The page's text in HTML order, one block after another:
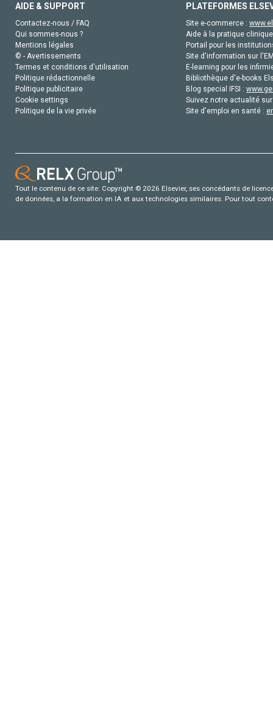
AIDE & SUPPORT
Contactez-nous / FAQ
Qui sommes-nous ?
Mentions légales
© - Avertissements
Termes et conditions d'utilisation
Politique rédactionnelle
Politique publicitaire
Cookie settings
Politique de la vie privée
PLATEFORMES
Site e-commerce :
Aide à la pratique
Portail pour les
Site d'information sur
E-learning pour les
Bibliothèque d'e-books
Blog special IFSI :
Suivez notre actualité
Site d'emploi en santé :
Tout le contenu de ce site: Copyright © 2026 Elsevier, ses concédants de
de données, a la formation en IA et aux technologies similaires. Pour tout